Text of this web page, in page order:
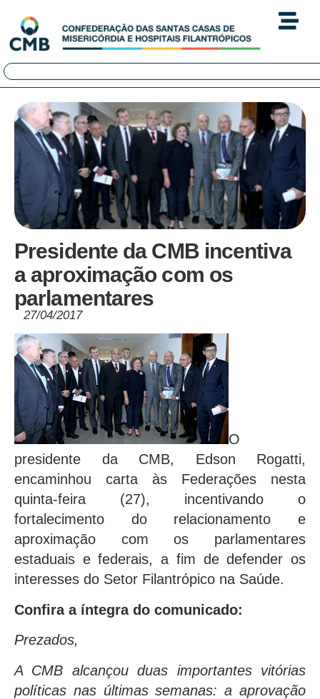
Presidente da CMB incentiva
a aproximação com os
parlamentares
27/04/2017
O
presidente da CMB, Edson Rogatti,
encaminhou carta às Federações nesta
quinta-feira (27), incentivando o
fortalecimento do relacionamento e
aproximação com os parlamentares
estaduais e federais, a fim de defender os
interesses do Setor Filantrópico na Saúde.
Confira a íntegra do comunicado:
Prezados,
A CMB alcançou duas importantes vitórias
políticas nas últimas semanas: a aprovação